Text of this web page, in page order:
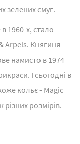
зелених смуг.
1960-х, стало
Arpels. Княгиня
намисто в 1974
І сьогодні в
кольє - Magic
розмірів.